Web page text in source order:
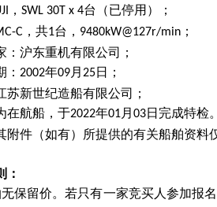
， SWL 30T x 4台（已停用）；
C ，共1台， 9480kW@127r/min ；
：沪东重机有限公司；
： 2002年09月 25日；
苏新世纪造船有限公司；
在航船，于2022年01月 03日完成特检。
附件（如有）所提供的有关船舶资料
：
无保留价。若只有一家竞买人参加报